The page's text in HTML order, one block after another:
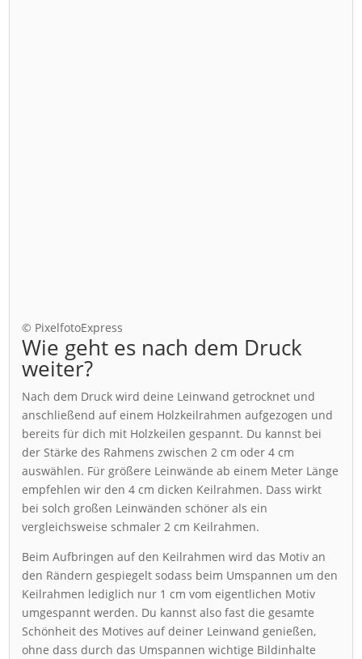
© PixelfotoExpress
Wie geht es nach dem Druck
weiter?
Nach dem Druck wird deine Leinwand getrocknet und
anschließend auf einem Holzkeilrahmen aufgezogen und
bereits für dich mit Holzkeilen gespannt. Du kannst bei
der Stärke des Rahmens zwischen 2 cm oder 4 cm
auswählen. Für größere Leinwände ab einem Meter Länge
empfehlen wir den 4 cm dicken Keilrahmen. Dass wirkt
bei solch großen Leinwänden schöner als ein
vergleichsweise schmaler 2 cm Keilrahmen.
Beim Aufbringen auf den Keilrahmen wird das Motiv an
den Rändern gespiegelt sodass beim Umspannen um den
Keilrahmen lediglich nur 1 cm vom eigentlichen Motiv
umgespannt werden. Du kannst also fast die gesamte
Schönheit des Motives auf deiner Leinwand genießen,
ohne dass durch das Umspannen wichtige Bildinhalte